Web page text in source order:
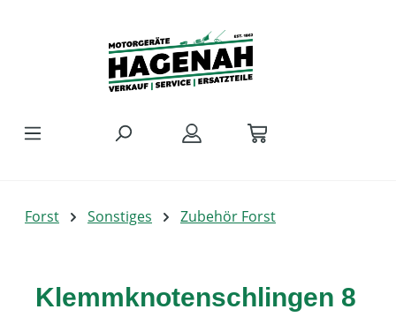
Forst Sonstiges Zubehör Forst
Klemmknotenschlingen 8